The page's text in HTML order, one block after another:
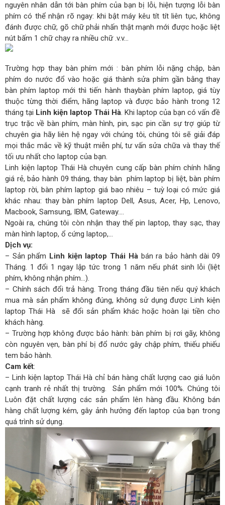
nguyên nhân dẫn tới bàn phím của bạn bị lỗi, hiện tượng lỗi bàn
phím có thể nhận rõ ngay: khi bật máy kêu tít tít liên tục, không
đánh được chữ, gõ chữ phải nhấn thật mạnh mới được hoặc liệt
nút bấm 1 chữ chạy ra nhiều chữ .v.v…
Trường hợp thay bàn phím mới : bàn phím lỗi nặng chập, bàn
phím do nước đổ vào hoặc giá thành sửa phím gần bằng thay
bàn phím laptop mới thì tiến hành thaybàn phím laptop, giá tùy
thuộc từng thời điểm, hãng laptop và được bảo hành trong 12
tháng tại Linh kiện laptop Thái Hà. Khi laptop của bạn có vấn đề
trục trặc về bàn phím, màn hình, pin, sạc pin cần sự trợ giúp từ
chuyên gia hãy liên hệ ngay với chúng tôi, chúng tôi sẽ giải đáp
mọi thắc mắc về kỹ thuật miễn phí, tư vấn sửa chữa và thay thế
tối ưu nhất cho laptop của bạn.
Linh kiện laptop Thái Hà chuyên cung cấp bàn phím chính hãng
giá rẻ, bảo hành 09 tháng, thay bàn phím laptop bị liệt, bàn phím
laptop rời, bàn phím laptop giá bao nhiêu – tuỳ loại có mức giá
khác nhau: thay bàn phím laptop Dell, Asus, Acer, Hp, Lenovo,
Macbook, Samsung, IBM, Gateway….
Ngoài ra, chúng tôi còn nhận thay thế pin laptop, thay sạc, thay
màn hình laptop, ổ cứng laptop,…
Dịch vụ:
– Sản phẩm Linh kiện laptop Thái Hà bán ra bảo hành dài 09
Tháng. 1 đổi 1 ngay lập tức trong 1 năm nếu phát sinh lỗi (liệt
phím, không nhận phím…).
– Chính sách đổi trả hàng. Trong tháng đầu tiên nếu quý khách
mua mà sản phẩm không đúng, không sử dụng được Linh kiện
laptop Thái Hà sẽ đổi sản phẩm khác hoặc hoàn lại tiền cho
khách hàng.
– Trường hợp không được bảo hành: bàn phím bị rơi gãy, không
còn nguyên vẹn, bàn phí bị đổ nước gây chập phím, thiếu phiếu
tem bảo hành.
Cam kết:
– Linh kiện laptop Thái Hà chỉ bán hàng chất lượng cao giá luôn
cạnh tranh rẻ nhất thị trường. Sản phẩm mới 100%. Chúng tôi
Luôn đặt chất lượng các sản phẩm lên hàng đầu. Không bán
hàng chất lượng kém, gây ảnh hưởng đến laptop của bạn trong
quá trình sử dụng.